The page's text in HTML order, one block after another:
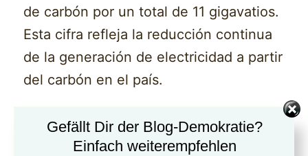
de carbón por un total de 11 gigavatios.
Esta cifra refleja la reducción continua
de la generación de electricidad a partir
del carbón en el país.
Tendencia mundial: crecimiento de la
energía eólica y solar
Gefällt Dir der Blog-Demokratie?
Einfach weiterempfehlen